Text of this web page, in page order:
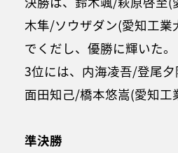
木隼/ソウザダン(愛知工業
でくだし、優勝に輝いた。
3位には、内海凌吾/登尾
面田知己/橋本悠嵩(愛知工
準決勝